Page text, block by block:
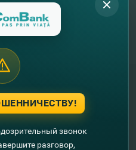
2
является членом
Молдова
звонок
разговор,